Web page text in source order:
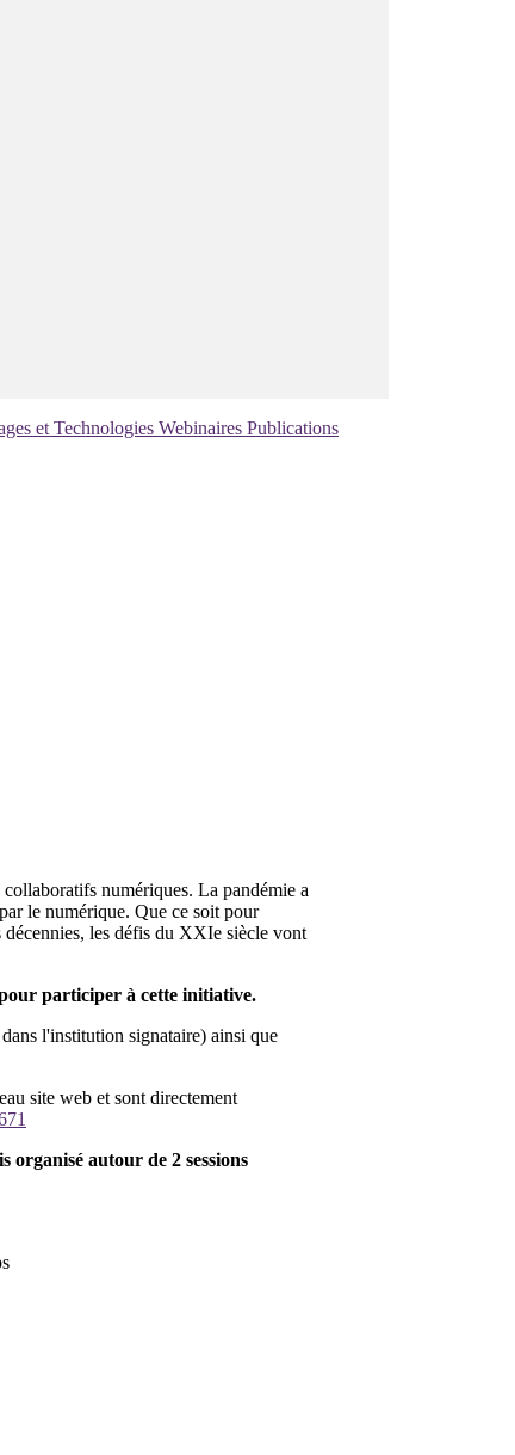
et Technologies Webinaires Publications
numériques. La pandémie a
le numérique. Que ce soit pour
les défis du XXIe siècle vont
participer à cette initiative.
l'institution signataire) ainsi que
site web et sont directement
organisé autour de 2 sessions